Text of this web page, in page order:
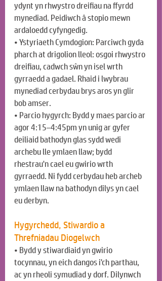
ydynt yn rhwystro dreifiau na ffyrdd
mynediad. Peidiwch â stopio mewn
ardaloedd cyfyngedig.
• Ystyriaeth Cymdogion: Parciwch gyda
pharch at drigolion lleol: osgoi rhwystro
dreifiau, cadwch sŵn yn isel wrth
gyrraedd a gadael. Rhaid i lwybrau
mynediad cerbydau brys aros yn glir
bob amser.
• Parcio hygyrch: Bydd y maes parcio ar
agor 4:15–4:45pm yn unig ar gyfer
deiliaid bathodyn glas sydd wedi
archebu lle ymlaen llaw; bydd
rhestrau'n cael eu gwirio wrth
gyrraedd. Ni fydd cerbydau heb archeb
ymlaen llaw na bathodyn dilys yn cael
eu derbyn.
Hygyrchedd, Stiwardio a
Threfniadau Diogelwch
• Bydd y stiwardiaid yn gwirio
tocynnau, yn eich dangos i'ch parthau,
ac yn rheoli symudiad y dorf. Dilynwch